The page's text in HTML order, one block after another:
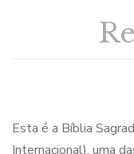
Esta é a Bíblia
Internacional), uma